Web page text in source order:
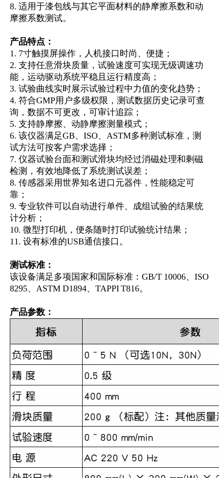
8. 适用于漆包线与其它平面材料的静摩擦系数和动
摩擦系数测试。
产品特点：
1. 7寸触摸屏操作，人机接口时尚、便捷；
2. 支持任意滑块质量，试验速度可实现无级调速功
能，运动驱动系统平稳且运行精度高；
3. 试验曲线实时展示试验过程中力值的变化趋势；
4. 符合GMP用户多级权限，测试数据历史记录可查
询，数据不可更改，可审计追踪；
5. 支持静摩擦、动静摩擦测量模式；
6. 该仪器满足GB、ISO、ASTM多种测试标准，测
试方法可按客户需求选择；
7. 仪器试验台面和测试滑块均经过消磁处理和剩磁
检测，有效地降低了系统测试误差；
8. 传感器采用世界知名进口元器件，性能稳定可
靠；
9. 专业软件可以自动进行单件、成组试验的结果统
计分析；
10. 微型打印机，便条随时打印试验统计结果；
11. 设有标准的USB通信接口。
测试标准：
该设备满足多项国家和国际标准：GB/T 10006、ISO
8295、ASTM D1894、TAPPI T816。
产品参数：